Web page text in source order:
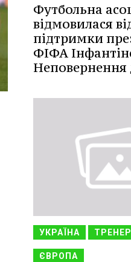
Футбольна
відмовилася
підтримки
ФІФА
Неповернення
УКРАЇНА
ЄВРОПА